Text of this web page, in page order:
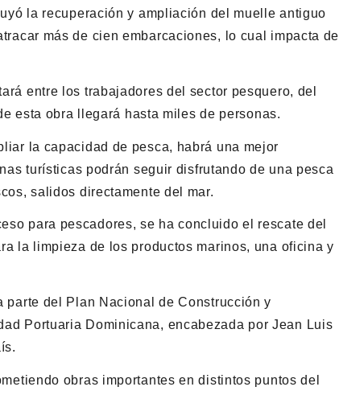
la recuperación y ampliación del muelle antiguo
más de cien embarcaciones, lo cual impacta de
entre los trabajadores del sector pesquero, del
esta obra llegará hasta miles de personas.
la capacidad de pesca, habrá una mejor
turísticas podrán seguir disfrutando de una pesca
salidos directamente del mar.
para pescadores, se ha concluido el rescate del
la limpieza de los productos marinos, una oficina y
parte del Plan Nacional de Construcción y
Portuaria Dominicana, encabezada por Jean Luis
obras importantes en distintos puntos del